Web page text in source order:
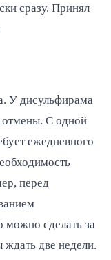
сразу. Принял
У дисульфирама
С одной
ежедневного
перед
можно сделать за
две недели.